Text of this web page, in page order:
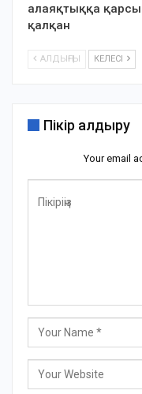
алаяқтыққа қарсы
қалқан
АЛДЫҢҒЫ КЕЛЕСІ
Пікір қалдыру
Your email